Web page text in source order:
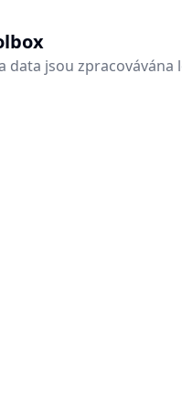
data jsou zpracovávána